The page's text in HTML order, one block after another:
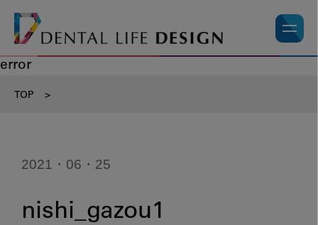
error
TOP >
2021・06・25
nishi_gazou1